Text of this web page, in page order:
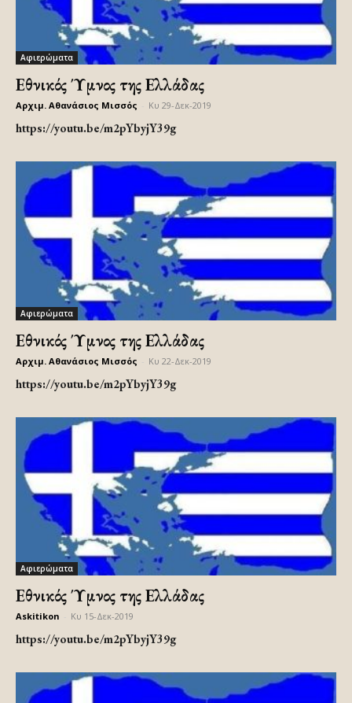
Αφιερώματα
Εθνικός Ύμνος της Ελλάδας
Αρχιμ. Αθανάσιος Μισσός Κυ 29-Δεκ-2019
https://youtu.be/m2pYbyjY39g
Αφιερώματα
Εθνικός Ύμνος της Ελλάδας
Αρχιμ. Αθανάσιος Μισσός Κυ 22-Δεκ-2019
https://youtu.be/m2pYbyjY39g
Αφιερώματα
Εθνικός Ύμνος της Ελλάδας
Askitikon Κυ 15-Δεκ-2019
https://youtu.be/m2pYbyjY39g